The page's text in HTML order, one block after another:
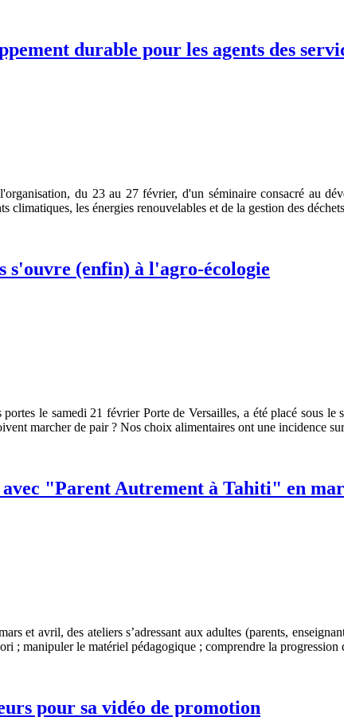
durable pour les agents des
du 23 au 27 février, d'un séminaire consacré au
climatiques, les énergies renouvelables et de la gestion des
(enfin) à l'agro-écologie
le samedi 21 février Porte de Versailles, a été placé sous
marcher de pair ? Nos choix alimentaires ont une incidence
"Parent Autrement à Tahiti" en
et avril, des ateliers s’adressant aux adultes (parents,
; manipuler le matériel pédagogique ; comprendre la
pour sa vidéo de promotion